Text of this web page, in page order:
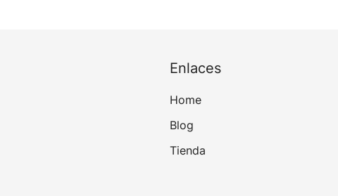
Enlaces
Home
Blog
Tienda